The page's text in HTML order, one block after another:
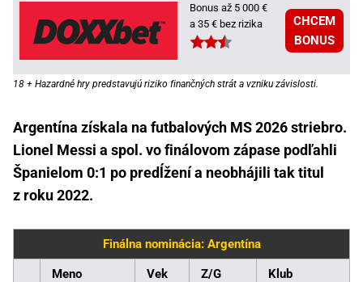
Bonus až 5 000 €
a 35 € bez rizika
CHCEM
BONUS
18 + Hazardné hry predstavujú riziko finančných strát a vzniku závislosti.
Argentína získala na futbalových MS 2026 striebro.
Lionel Messi a spol. vo finálovom zápase podľahli
Španielom 0:1 po predĺžení a neobhájili tak titul
z roku 2022.
Finálna nominácia: Argentína
Meno Vek Z/G Klub